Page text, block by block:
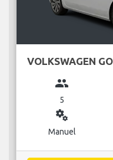
VOLKSWAGEN
group
5
miscellaneous_services
Manuel